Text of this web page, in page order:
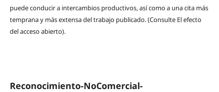
puede conducir a intercambios productivos, así como a una cita más
temprana y más extensa del trabajo publicado. (Consulte El efecto
del acceso abierto).
Reconocimiento-NoComercial-